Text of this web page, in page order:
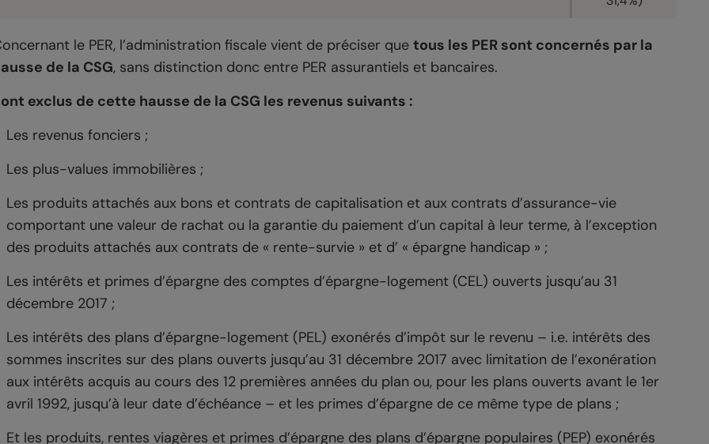
le PER, l’administration fiscale vient de préciser que tous les PER sont concernés par la
de la CSG, sans distinction donc entre PER assurantiels et bancaires.
exclus de cette hausse de la CSG les revenus suivants :
Les revenus fonciers ;
Les plus-values immobilières ;
Les produits attachés aux bons et contrats de capitalisation et aux contrats d’assurance-vie
comportant une valeur de rachat ou la garantie du paiement d’un capital à leur terme, à l’exception
des produits attachés aux contrats de « rente-survie » et d’ « épargne handicap » ;
Les intérêts et primes d’épargne des comptes d’épargne-logement (CEL) ouverts jusqu’au 31
décembre 2017 ;
Les intérêts des plans d’épargne-logement (PEL) exonérés d’impôt sur le revenu – i.e. intérêts des
sommes inscrites sur des plans ouverts jusqu’au 31 décembre 2017 avec limitation de l’exonération
aux intérêts acquis au cours des 12 premières années du plan ou, pour les plans ouverts avant le 1er
avril 1992, jusqu’à leur date d’échéance – et les primes d’épargne de ce même type de plans ;
Et les produits, rentes viagères et primes d’épargne des plans d’épargne populaires (PEP) exonérés